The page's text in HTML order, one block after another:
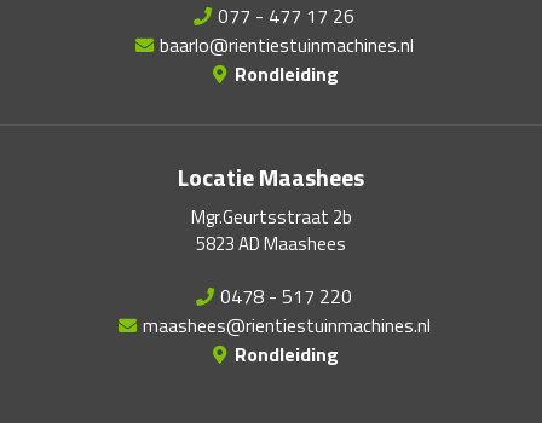
077 - 477 17 26
baarlo@rientiestuinmachines.nl
Rondleiding
Locatie Maashees
Mgr.Geurtsstraat 2b
5823 AD Maashees
0478 - 517 220
maashees@rientiestuinmachines.nl
Rondleiding